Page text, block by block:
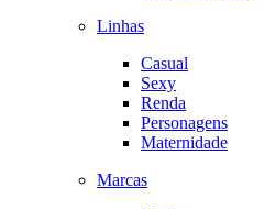
Linhas
Casual
Sexy
Renda
Personagens
Maternidade
Marcas